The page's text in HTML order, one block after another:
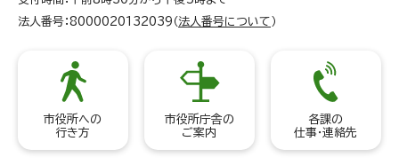
法人番号：8000020132039（ 法人番号について ）
市役所への
行き方
市役所庁舎の
ご案内
各課の
仕事・連絡先